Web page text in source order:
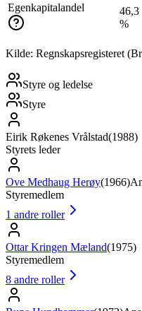
Egenkapitalandel
46,3
%
Kilde: Regnskapsregisteret
Styre og ledelse
Styre
Eirik Røkenes Vrålstad(1988)
Styrets leder
Ove Medhaug Herøy(1966)
Styremedlem
1 andre roller
Ottar Kringen Mæland(1975)
Styremedlem
8 andre roller